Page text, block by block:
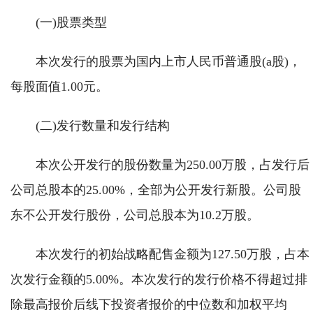
(一)股票类型
本次发行的股票为国内上市人民币普通股(a股)，
每股面值1.00元。
(二)发行数量和发行结构
本次公开发行的股份数量为250.00万股，占发行后
公司总股本的25.00%，全部为公开发行新股。公司股
东不公开发行股份，公司总股本为10.2万股。
本次发行的初始战略配售金额为127.50万股，占本
次发行金额的5.00%。本次发行的发行价格不得超过排
除最高报价后线下投资者报价的中位数和加权平均